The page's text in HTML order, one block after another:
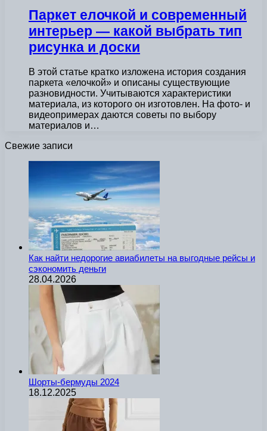
Паркет елочкой и современный
интерьер — какой выбрать тип
рисунка и доски
В этой статье кратко изложена история создания
паркета «елочкой» и описаны существующие
разновидности. Учитываются характеристики
материала, из которого он изготовлен. На фото- и
видеопримерах даются советы по выбору
материалов и…
Свежие записи
Как найти недорогие авиабилеты на выгодные рейсы и
сэкономить деньги
28.04.2026
Шорты-бермуды 2024
18.12.2025